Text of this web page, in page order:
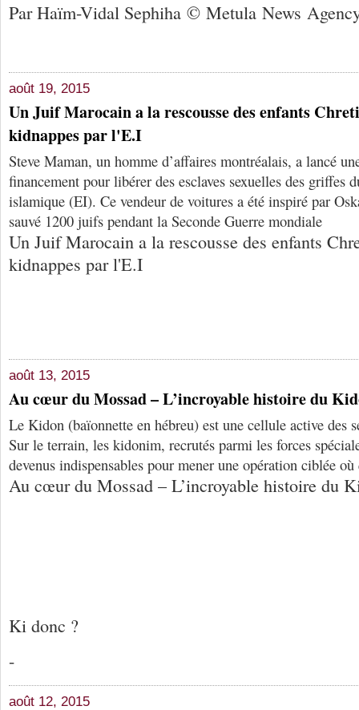
Par Haïm-Vidal Sephiha © Metula News
août 19, 2015
Un Juif Marocain a la rescousse des enfants
kidnappes par l'E.I
Steve Maman, un homme d’affaires montréalais, a lancé
financement pour libérer des esclaves sexuelles des griffes
islamique (EI). Ce vendeur de voitures a été inspiré par
sauvé 1200 juifs pendant la Seconde Guerre mondiale
Un Juif Marocain a la rescousse des enfants
kidnappes par l'E.I
août 13, 2015
Au cœur du Mossad – L’incroyable histoire du
Le Kidon (baïonnette en hébreu) est une cellule active des
Sur le terrain, les kidonim, recrutés parmi les forces
devenus indispensables pour mener une opération ciblée
Au cœur du Mossad – L’incroyable histoire du
Ki donc ?
-
août 12, 2015